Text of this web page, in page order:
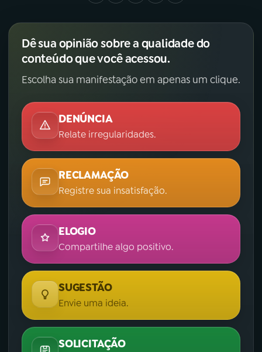
Dê sua opinião sobre a qualidade do
conteúdo que você acessou.
Escolha sua manifestação em apenas um clique.
DENÚNCIA
Relate irregularidades.
RECLAMAÇÃO
Registre sua insatisfação.
ELOGIO
Compartilhe algo positivo.
SUGESTÃO
Envie uma ideia.
SOLICITAÇÃO